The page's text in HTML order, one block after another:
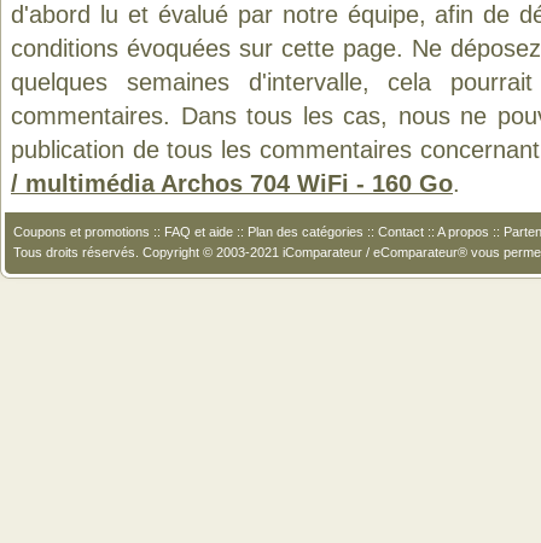
d'abord lu et évalué par notre équipe, afin de
conditions évoquées sur cette page. Ne
quelques semaines d'intervalle, cela
commentaires. Dans tous les cas, nous ne
publication de tous les commentaires
/ multimédia Archos 704 WiFi - 160 Go.
Coupons et promotions :: FAQ et aide :: Plan des catégories :: Contact :: A propos ::
Tous droits réservés. Copyright © 2003-2021 iComparateur / eComparateur® vous